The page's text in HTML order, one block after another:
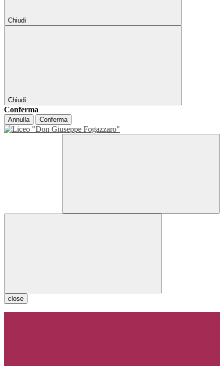
Chiudi
Chiudi
Conferma
Annulla Conferma
close